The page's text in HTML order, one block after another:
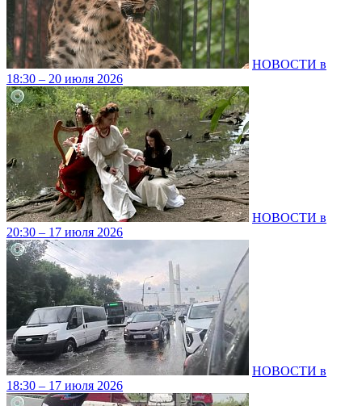
НОВОСТИ в
18:30 – 20 июля 2026
НОВОСТИ в
20:30 – 17 июля 2026
НОВОСТИ в
18:30 – 17 июля 2026